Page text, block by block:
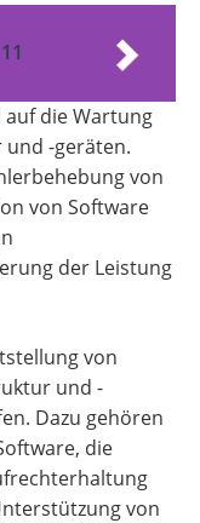
auf die Wartung
-geräten.
von
von Software
der Leistung
von
und -
Dazu gehören
die
von